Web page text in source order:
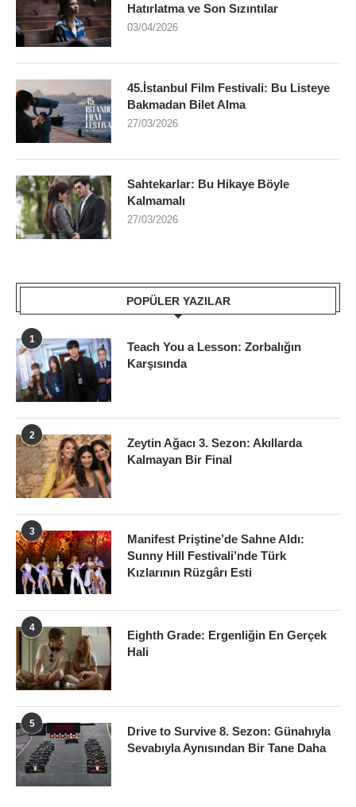
Hatırlatma ve Son Sızıntılar
03/04/2026
45.İstanbul Film Festivali: Bu Listeye
Bakmadan Bilet Alma
27/03/2026
Sahtekarlar: Bu Hikaye Böyle
Kalmamalı
27/03/2026
POPÜLER YAZILAR
1
Teach You a Lesson: Zorbalığın
Karşısında
2
Zeytin Ağacı 3. Sezon: Akıllarda
Kalmayan Bir Final
3
Manifest Priştine’de Sahne Aldı:
Sunny Hill Festivali’nde Türk
Kızlarının Rüzgârı Esti
4
Eighth Grade: Ergenliğin En Gerçek
Hali
5
Drive to Survive 8. Sezon: Günahıyla
Sevabıyla Aynısından Bir Tane Daha